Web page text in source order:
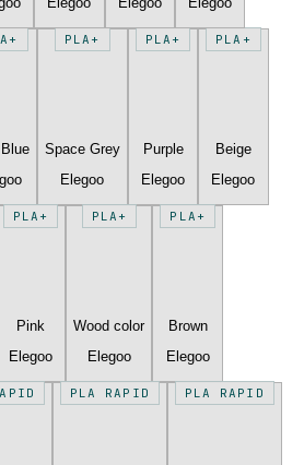
PLA+
Space Grey
Elegoo
PLA+
Purple
Elegoo
PLA+
Beige
Elegoo
PLA+
Pink
Elegoo
PLA+
Wood color
Elegoo
PLA+
Brown
Elegoo
PLA RAPID PLA RAPID